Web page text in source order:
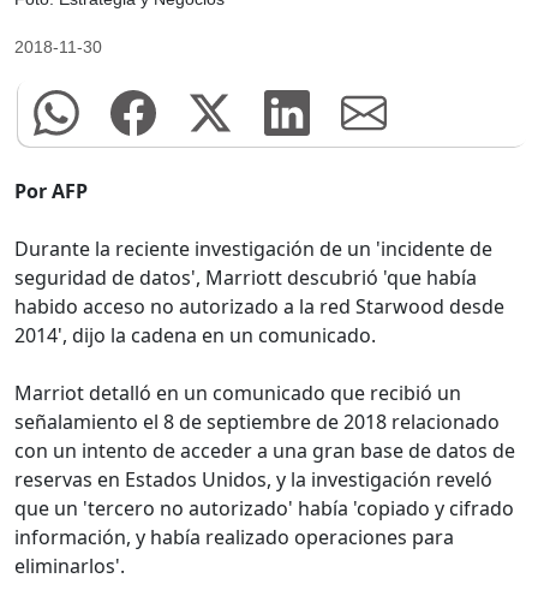
2018-11-30
Por AFP
Durante la reciente investigación de un 'incidente de
seguridad de datos', Marriott descubrió 'que había
habido acceso no autorizado a la red Starwood desde
2014', dijo la cadena en un comunicado.
Marriot detalló en un comunicado que recibió un
señalamiento el 8 de septiembre de 2018 relacionado
con un intento de acceder a una gran base de datos de
reservas en Estados Unidos, y la investigación reveló
que un 'tercero no autorizado' había 'copiado y cifrado
información, y había realizado operaciones para
eliminarlos'.